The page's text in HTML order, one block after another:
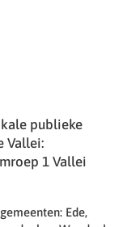
publieke
Vallei:
1 Vallei
Ede,